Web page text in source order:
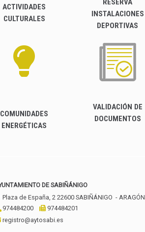
ACTIVIDADES
CULTURALES
RESERVA
INSTALACIONES
DEPORTIVAS
COMUNIDADES
ENERGÉTICAS
VALIDACIÓN DE
DOCUMENTOS
DE SABIÑÁNIGO
Plaza de España, 2 22600 SABIÑÁNIGO - ARAGÓN
974484200
974484201
registro@aytosabi.es